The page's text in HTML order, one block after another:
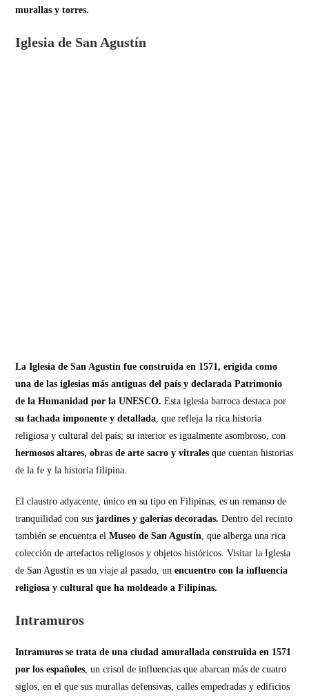
murallas y torres.
Iglesia de San Agustín
La Iglesia de San Agustín fue construida en 1571, erigida como
una de las iglesias más antiguas del país y declarada Patrimonio
de la Humanidad por la UNESCO.Esta iglesia barroca destaca por
su fachada imponente y detallada, que refleja la rica historia
religiosa y cultural del país; su interior es igualmente asombroso, con
hermosos altares, obras de arte sacro y vitrales que cuentan historias
de la fe y la historia filipina.
El claustro adyacente, único en su tipo en Filipinas, es un remanso de
tranquilidad con susjardines y galerías decoradas.Dentro del recinto
también se encuentra elMuseo de San Agustín, que alberga una rica
colección de artefactos religiosos y objetos históricos. Visitar la Iglesia
de San Agustín es un viaje al pasado, unencuentro con la influencia
religiosa y cultural que ha moldeado a Filipinas.
Intramuros
Intramuros se trata de una ciudad amurallada construida en 1571
por los españoles, un crisol de influencias que abarcan más de cuatro
siglos, en el que sus murallas defensivas, calles empedradas y edificios